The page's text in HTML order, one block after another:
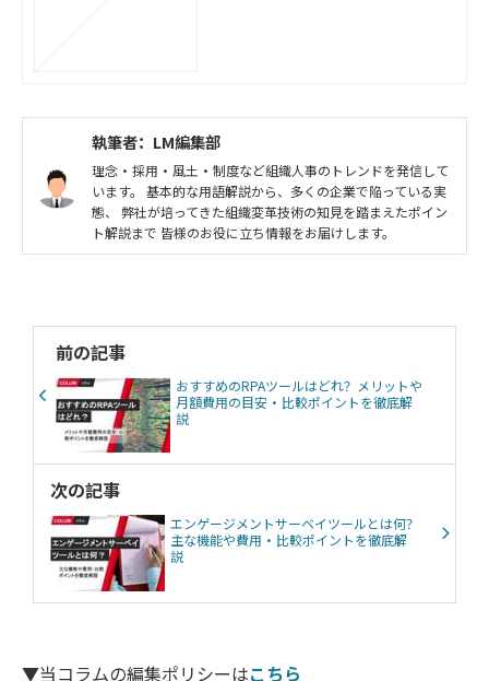
執筆者：LM編集部
理念・採用・風土・制度など組織人事のトレンドを発信して
います。 基本的な用語解説から、多くの企業で陥っている実
態、 弊社が培ってきた組織変革技術の知見を踏まえたポイン
ト解説まで 皆様のお役に立ち情報をお届けします。
前の記事
おすすめのRPAツールはどれ？メリットや
月額費用の目安・比較ポイントを徹底解
説
次の記事
エンゲージメントサーベイツールとは何？
主な機能や費用・比較ポイントを徹底解
説
▼当コラムの編集ポリシーはこちら